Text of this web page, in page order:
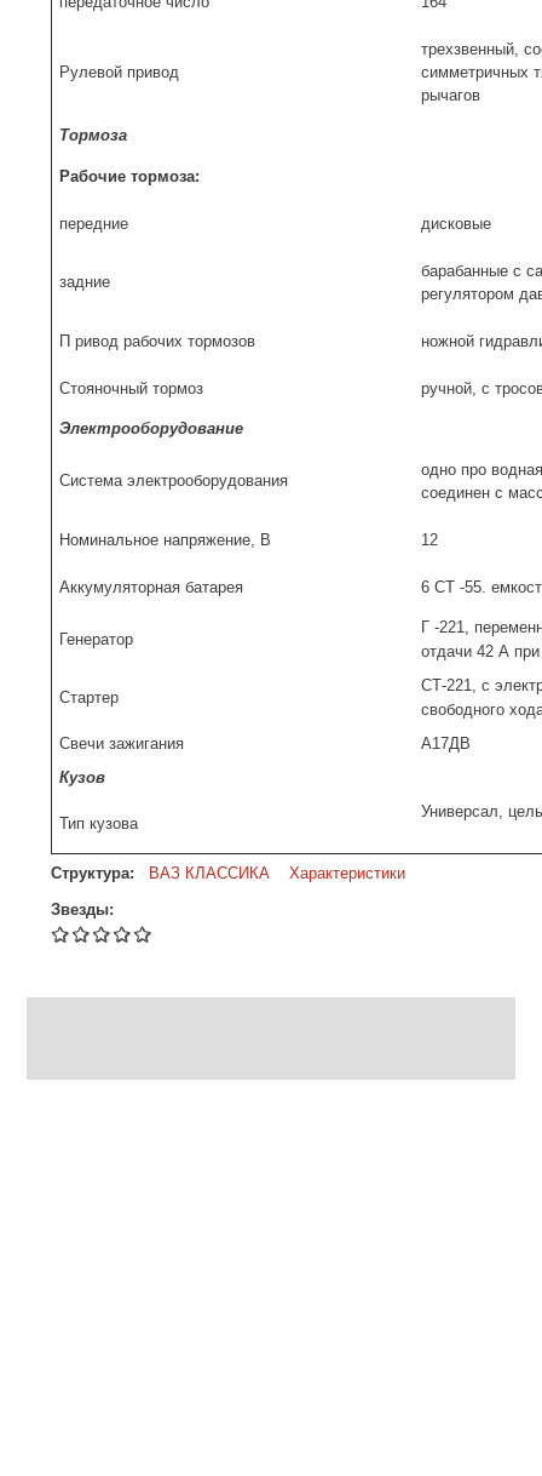
Рулевой привод
трехзвенный,
симметричных
рычагов
Тормоза
Рабочие тормоза:
передние дисковые
задние
барабанные с
регулятором
П ривод рабочих тормозов ножной
Стояночный тормоз ручной, с
Электрооборудование
Система электрооборудования
одно про
соединен с
Номинальное напряжение, В 12
Аккумуляторная батарея 6 СТ -55.
Генератор
Г -221,
отдачи 42 А
Стартер
СТ-221, с
свободного
Свечи зажигания
А17ДВ
Кузов
Тип кузова
Универсал,
Структура: ВАЗ КЛАССИКА Характеристики
Звезды: